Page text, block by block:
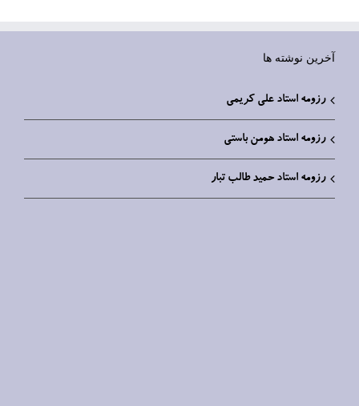
آخرین نوشته ها
رزومه استاد علی کریمی
رزومه استاد هومن باستی
رزومه استاد حمید طالب تبار